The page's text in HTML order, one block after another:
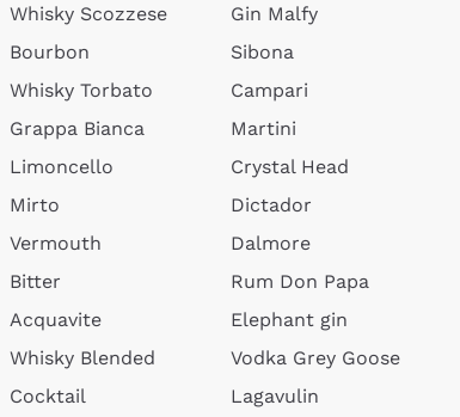
Whisky Scozzese
Bourbon
Whisky Torbato
Grappa Bianca
Limoncello
Mirto
Vermouth
Bitter
Acquavite
Whisky Blended
Cocktail
Gin Malfy
Sibona
Campari
Martini
Crystal Head
Dictador
Dalmore
Rum Don Papa
Elephant gin
Vodka Grey Goose
Lagavulin